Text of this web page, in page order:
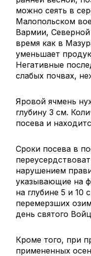
можно сеять в
Малопольском
Вармии,
время как в
уменьшает
Негативные
слабых почвах,
Яровой ячмень
глубину 3 см.
посева и
Сроки посева в
нарушением
указывающие на
на глубине 5 и 10
перемерзших
день святого
Кроме того, при
примененных